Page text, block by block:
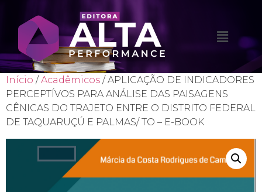
Início /Acadêmicos / APLICAÇÃO DE INDICADORES
PERCEPTÍVOS PARA ANÁLISE DAS PAISAGENS
CÊNICAS DO TRAJETO ENTRE O DISTRITO FEDERAL
DE TAQUARUÇÚ E PALMAS/ TO – E-BOOK